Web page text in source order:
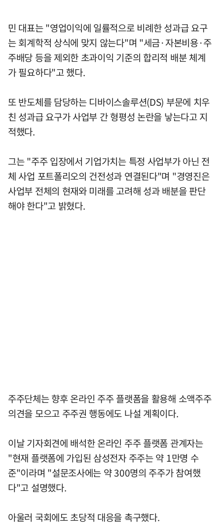
민 대표는 "영업이익에 일률적으로 비례한 성과급 요구
는 회계학적 상식에 맞지 않는다"며 "세금·자본비용·주
주배당 등을 제외한 초과이익 기준의 합리적 배분 체계
가 필요하다"고 했다.
또 반도체를 담당하는 디바이스솔루션(DS) 부문에 치우
친 성과급 요구가 사업부 간 형평성 논란을 낳는다고 지
적했다.
그는 "주주 입장에서 기업가치는 특정 사업부가 아닌 전
체 사업 포트폴리오의 건전성과 연결된다"며 "경영진은
사업부 전체의 현재와 미래를 고려해 성과 배분을 판단
해야 한다"고 밝혔다.
주주단체는 향후 온라인 주주 플랫폼을 활용해 소액주주
의견을 모으고 주주권 행동에도 나설 계획이다.
이날 기자회견에 배석한 온라인 주주 플랫폼 관계자는
"현재 플랫폼에 가입된 삼성전자 주주는 약 1만명 수
준"이라며 "설문조사에는 약 300명의 주주가 참여했
다"고 설명했다.
아울러 국회에도 초당적 대응을 촉구했다.